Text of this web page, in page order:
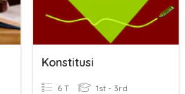
Konstitusi
6 T 1st - 3rd